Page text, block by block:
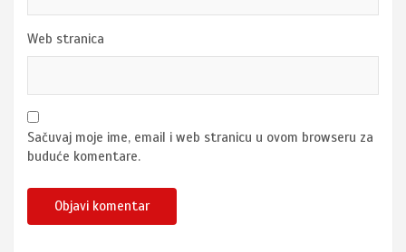
Web stranica
Sačuvaj moje ime, email i web stranicu u ovom browseru za
buduće komentare.